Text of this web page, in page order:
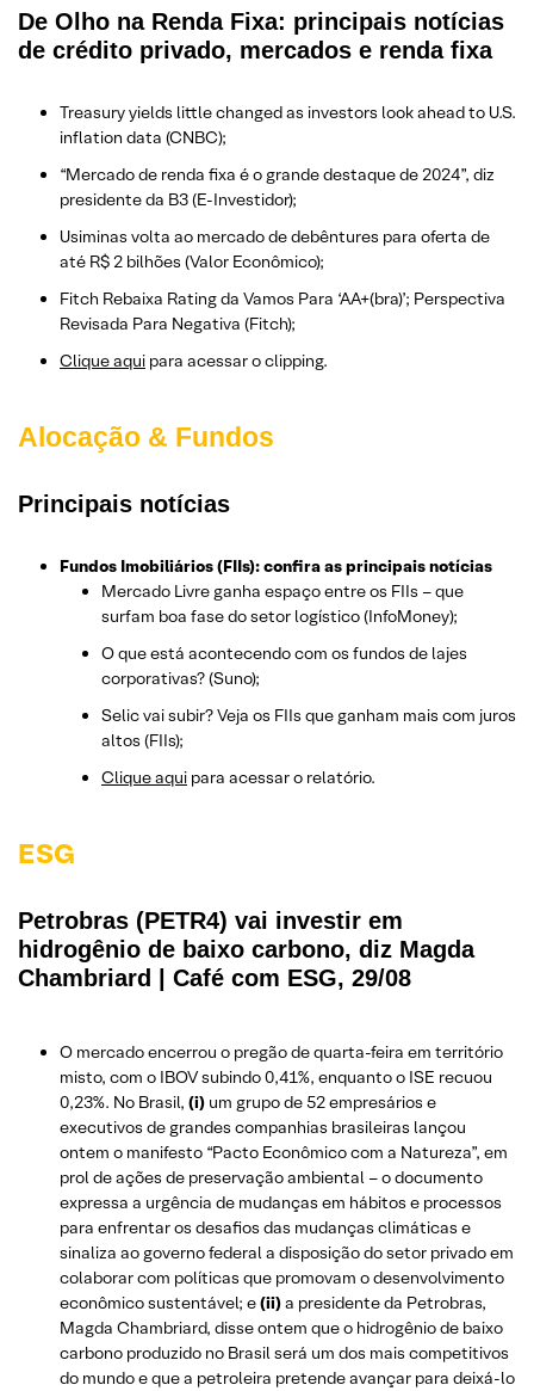
De Olho na Renda Fixa: principais notícias
de crédito privado, mercados e renda fixa
Treasury yields little changed as investors look ahead to U.S.
inflation data (CNBC);
“Mercado de renda fixa é o grande destaque de 2024”, diz
presidente da B3 (E-Investidor);
Usiminas volta ao mercado de debêntures para oferta de
até R$ 2 bilhões (Valor Econômico);
Fitch Rebaixa Rating da Vamos Para ‘AA+(bra)’; Perspectiva
Revisada Para Negativa (Fitch);
Clique aqui para acessar o clipping.
Alocação & Fundos
Principais notícias
Fundos Imobiliários (FIIs): confira as principais notícias
Mercado Livre ganha espaço entre os FIIs – que
surfam boa fase do setor logístico (InfoMoney);
O que está acontecendo com os fundos de lajes
corporativas? (Suno);
Selic vai subir? Veja os FIIs que ganham mais com juros
altos (FIIs);
Clique aqui para acessar o relatório.
ESG
Petrobras (PETR4) vai investir em
hidrogênio de baixo carbono, diz Magda
Chambriard | Café com ESG, 29/08
O mercado encerrou o pregão de quarta-feira em território
misto, com o IBOV subindo 0,41%, enquanto o ISE recuou
0,23%. No Brasil, (i) um grupo de 52 empresários e
executivos de grandes companhias brasileiras lançou
ontem o manifesto “Pacto Econômico com a Natureza”, em
prol de ações de preservação ambiental – o documento
expressa a urgência de mudanças em hábitos e processos
para enfrentar os desafios das mudanças climáticas e
sinaliza ao governo federal a disposição do setor privado em
colaborar com políticas que promovam o desenvolvimento
econômico sustentável; e(ii)a presidente da Petrobras,
Magda Chambriard, disse ontem que o hidrogênio de baixo
carbono produzido no Brasil será um dos mais competitivos
do mundo e que a petroleira pretende avançar para deixá-lo